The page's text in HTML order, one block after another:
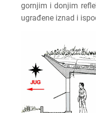
gornjim i donjim
ugrađene iznad i